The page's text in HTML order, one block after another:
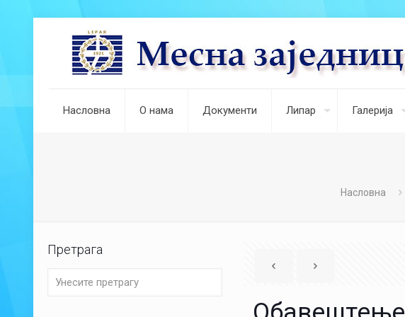
Насловна О нама Документи Липар Галерија
Насловна
Претрага